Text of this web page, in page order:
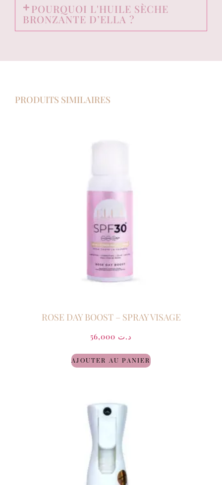
POURQUOI L'HUILE SÈCHE
BRONZANTE D’ELLA ?
PRODUITS SIMILAIRES
ROSE DAY BOOST – SPRAY VISAGE
د.ت
AJOUTER AU PANIER